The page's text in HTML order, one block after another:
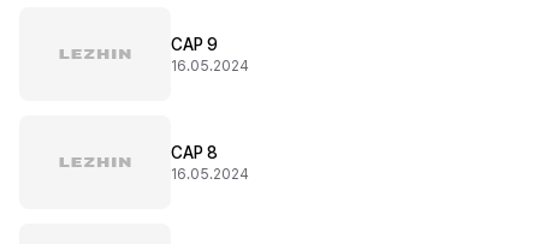
CAP 9
16.05.2024
CAP 8
16.05.2024